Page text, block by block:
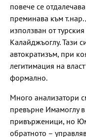
повече се
преминава към т.нар.
използван от
Калайджъоглу. Тази
автократизъм, при
легитимация на
формално.
Много анализатори
превърне Имамоглу
привърженици, но
обратното –